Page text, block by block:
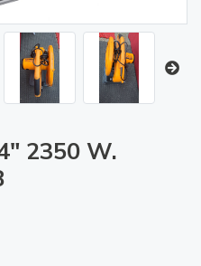
2350 W.